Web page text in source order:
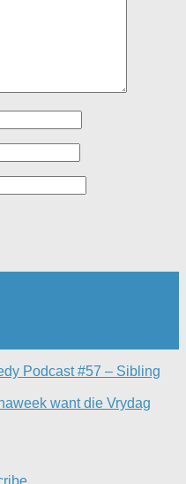
Podcast #57 – Sibling
want die Vrydag